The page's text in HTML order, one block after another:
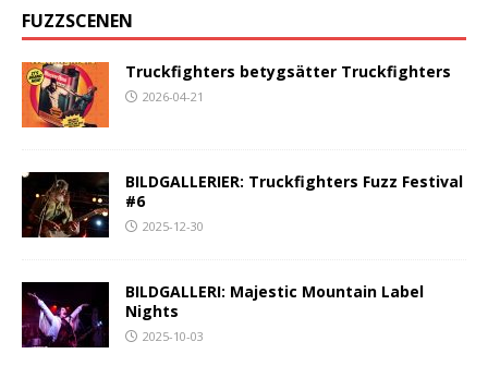
FUZZSCENEN
Truckfighters betygsätter Truckfighters
2026-04-21
BILDGALLERIER: Truckfighters Fuzz Festival
#6
2025-12-30
BILDGALLERI: Majestic Mountain Label
Nights
2025-10-03